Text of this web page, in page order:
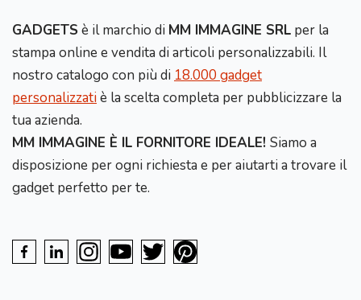
GADGETS è il marchio di MM IMMAGINE SRL per la
stampa online e vendita di articoli personalizzabili. Il
nostro catalogo con più di 18.000 gadget
personalizzatiè la scelta completa per pubblicizzare la
tua azienda.
MM IMMAGINE È IL FORNITORE IDEALE! Siamo a
disposizione per ogni richiesta e per aiutarti a trovare il
gadget perfetto per te.